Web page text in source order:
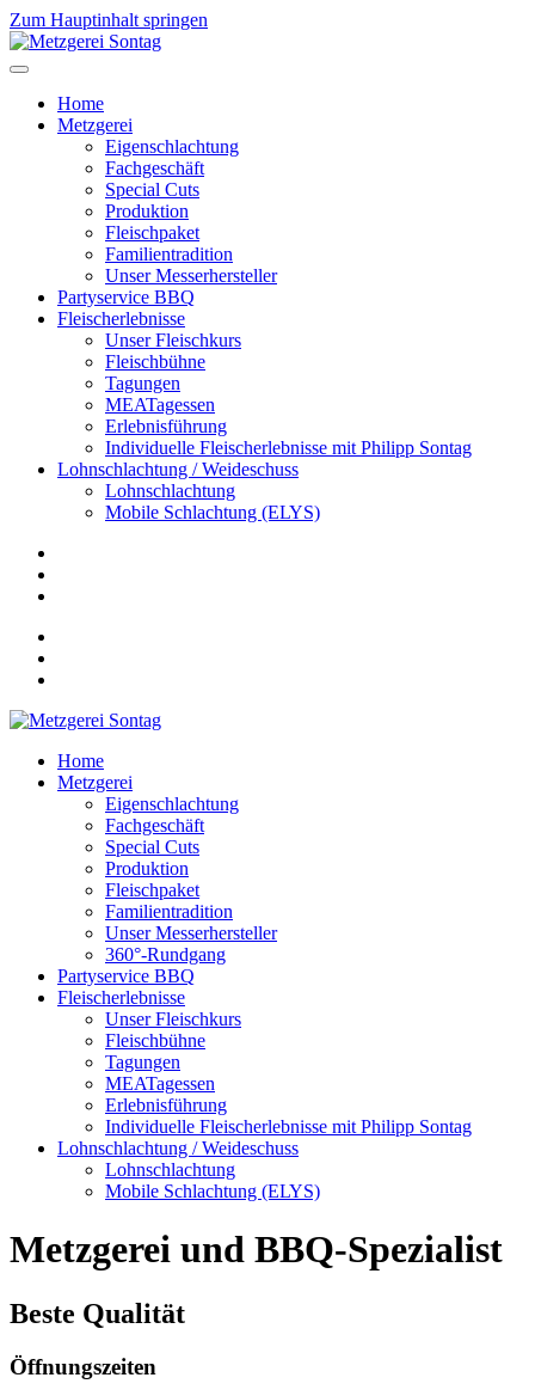
Zum Hauptinhalt springen
Home
Metzgerei
Eigenschlachtung
Fachgeschäft
Special Cuts
Produktion
Fleischpaket
Familientradition
Unser Messerhersteller
Partyservice BBQ
Fleischerlebnisse
Unser Fleischkurs
Fleischbühne
Tagungen
MEATagessen
Erlebnisführung
Individuelle Fleischerlebnisse mit Philipp Sontag
Lohnschlachtung / Weideschuss
Lohnschlachtung
Mobile Schlachtung (ELYS)
Home
Metzgerei
Eigenschlachtung
Fachgeschäft
Special Cuts
Produktion
Fleischpaket
Familientradition
Unser Messerhersteller
360°-Rundgang
Partyservice BBQ
Fleischerlebnisse
Unser Fleischkurs
Fleischbühne
Tagungen
MEATagessen
Erlebnisführung
Individuelle Fleischerlebnisse mit Philipp Sontag
Lohnschlachtung / Weideschuss
Lohnschlachtung
Mobile Schlachtung (ELYS)
Metzgerei und BBQ-Spezialist
Beste Qualität
Öffnungszeiten